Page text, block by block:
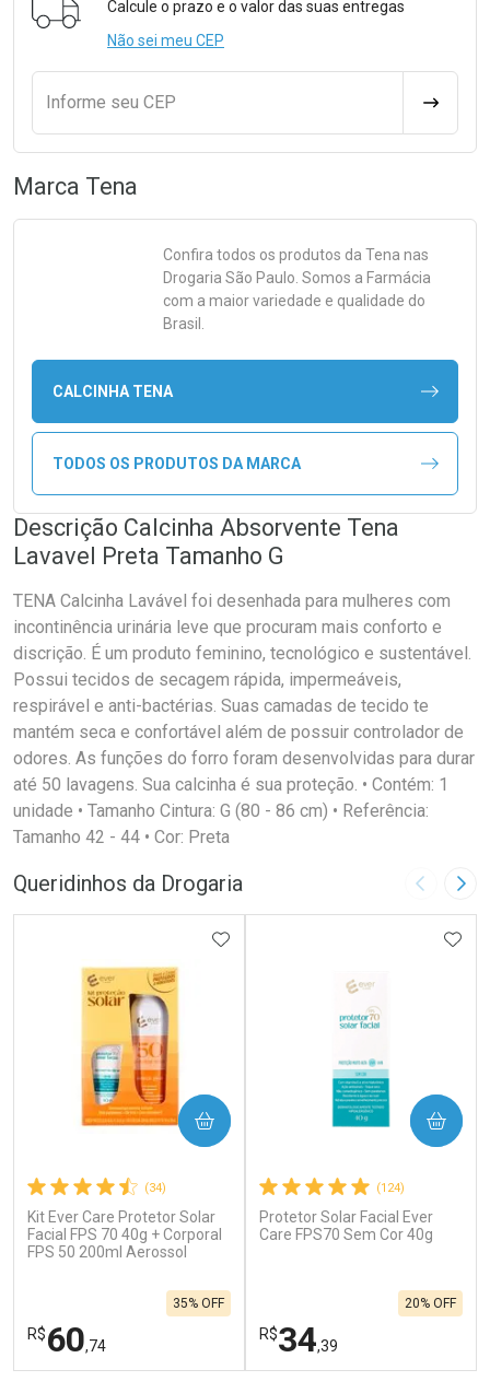
Calcule o prazo e o valor das suas entregas
Não sei meu CEP
Informe seu CEP
Marca Tena
Confira todos os produtos da Tena nas
Drogaria São Paulo. Somos a Farmácia
com a maior variedade e qualidade do
Brasil.
CALCINHA TENA
TODOS OS PRODUTOS DA MARCA
Descrição Calcinha Absorvente Tena
Lavavel Preta Tamanho G
TENA Calcinha Lavável foi desenhada para mulheres com
incontinência urinária leve que procuram mais conforto e
discrição. É um produto feminino, tecnológico e sustentável.
Possui tecidos de secagem rápida, impermeáveis,
respirável e anti-bactérias. Suas camadas de tecido te
mantém seca e confortável além de possuir controlador de
odores. As funções do forro foram desenvolvidas para durar
até 50 lavagens. Sua calcinha é sua proteção. • Contém: 1
unidade • Tamanho Cintura: G (80 - 86 cm) • Referência:
Tamanho 42 - 44 • Cor: Preta
Queridinhos da Drogaria Imagem
(34)
Kit Ever Care Protetor Solar
Facial FPS 70 40g + Corporal
FPS 50 200ml Aerossol
R$60,74
35% OFF
ADICIONAR AOS FAVORITOS
COMPRAR
(124)
Protetor Solar Facial Ever
Care FPS70 Sem Cor 40g
R$34,39
20% OFF
COMPRAR